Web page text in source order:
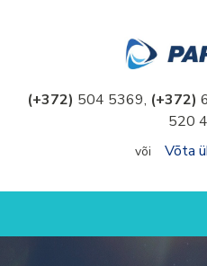
(+372) 504 5369, (+372)
520
või Võta